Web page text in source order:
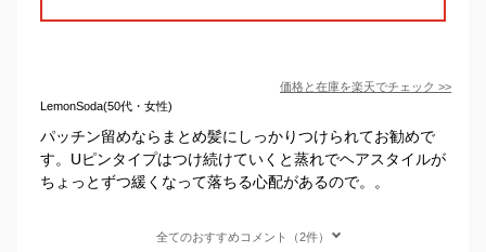
価格と在庫を楽天でチェック >>
LemonSoda(50代・女性)
パッチン留めならまとめ髪にしっかりつけられてお勧めで
す。Uピンタイプはつけ続けていくと蒸れでヘアスタイルが
ちょっとずつ緩くなって落ちる心配があるので。。
全てのおすすめコメント（2件）